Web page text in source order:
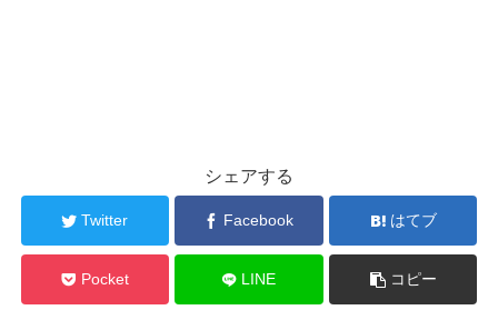
シェアする
Twitter Facebook はてブ
Pocket LINE コピー